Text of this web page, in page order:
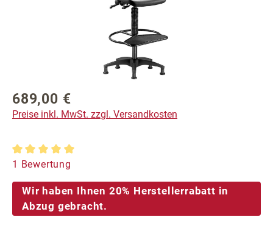
Regulärer Preis:
689,00 €
Preise inkl. MwSt. zzgl. Versandkosten
Durchschnittliche Bewertung von 5 von 5 Sternen
1 Bewertung
Wir haben Ihnen 20% Herstellerrabatt in
Abzug gebracht.